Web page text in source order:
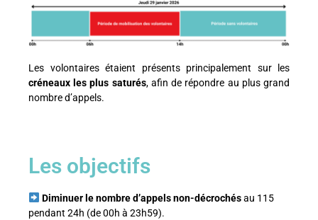
Les volontaires étaient présents principalement sur les
créneaux les plus saturés, afin de répondre au plus grand
nombre d’appels.
Les objectifs
Diminuer le nombre d’appels non-décrochésau 115
pendant 24h (de 00h à 23h59).